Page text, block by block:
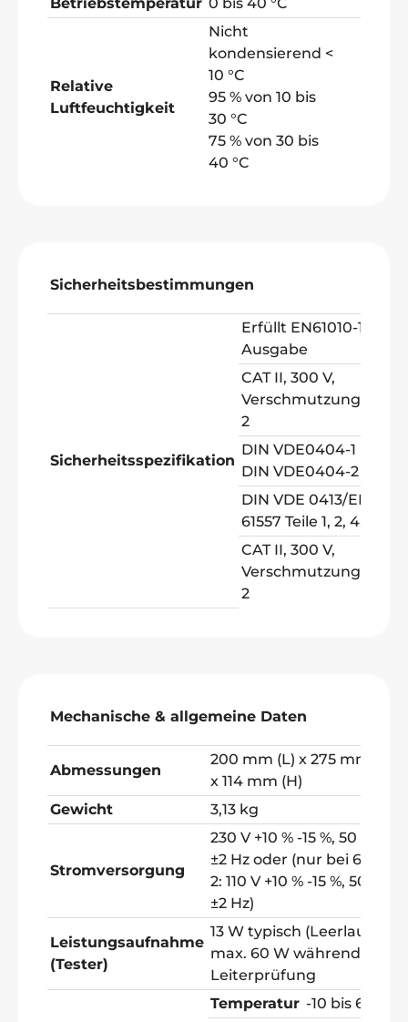
Betriebstemperatur 0 bis 40 °C
Relative
Luftfeuchtigkeit
Nicht
kondensierend <
10 °C
95 % von 10 bis
30 °C
75 % von 30 bis
40 °C
Sicherheitsbestimmungen
Sicherheitsspezifikation
Erfüllt EN61010-1 3.
Ausgabe
CAT II, 300 V,
Verschmutzungsgrad
2
DIN VDE0404-1 und
DIN VDE0404-2
DIN VDE 0413/EN
61557 Teile 1, 2, 4, 6, 10
CAT II, 300 V,
Verschmutzungsgrad
2
Mechanische & allgemeine Daten
Abmessungen
200 mm (L) x 275 mm (B)
x 114 mm (H)
Gewicht
3,13 kg
Stromversorgung
230 V +10 % -15 %, 50 Hz
±2 Hz oder (nur bei 6500-
2: 110 V +10 % -15 %, 50 Hz
±2 Hz)
Leistungsaufnahme
(Tester)
13 W typisch (Leerlauf)
max. 60 W während 25 A
Leiterprüfung
Temperatur -10 bis 60 °C